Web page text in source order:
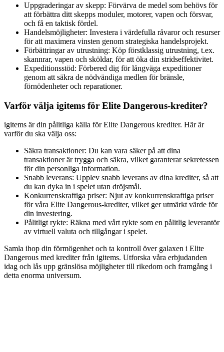
Uppgraderingar av skepp: Förvärva de medel som behövs för
att förbättra ditt skepps moduler, motorer, vapen och försvar,
och få en taktisk fördel.
Handelsmöjligheter: Investera i värdefulla råvaror och resurser
för att maximera vinsten genom strategiska handelsprojekt.
Förbättringar av utrustning: Köp förstklassig utrustning, t.ex.
skannrar, vapen och sköldar, för att öka din stridseffektivitet.
Expeditionsstöd: Förbered dig för långväga expeditioner
genom att säkra de nödvändiga medlen för bränsle,
förnödenheter och reparationer.
Varför välja igitems för Elite Dangerous-krediter?
igitems är din pålitliga källa för Elite Dangerous krediter. Här är
varför du ska välja oss:
Säkra transaktioner: Du kan vara säker på att dina
transaktioner är trygga och säkra, vilket garanterar sekretessen
för din personliga information.
Snabb leverans: Upplev snabb leverans av dina krediter, så att
du kan dyka in i spelet utan dröjsmål.
Konkurrenskraftiga priser: Njut av konkurrenskraftiga priser
för våra Elite Dangerous-krediter, vilket ger utmärkt värde för
din investering.
Pålitligt rykte: Räkna med vårt rykte som en pålitlig leverantör
av virtuell valuta och tillgångar i spelet.
Samla ihop din förmögenhet och ta kontroll över galaxen i Elite
Dangerous med krediter från igitems. Utforska våra erbjudanden
idag och lås upp gränslösa möjligheter till rikedom och framgång i
detta enorma universum.